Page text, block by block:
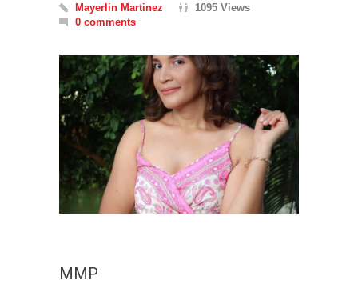
Mayerlin Martinez
1095 Views
0 comments
MMP